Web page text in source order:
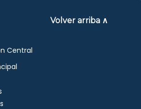
Volver arriba ∧
Central